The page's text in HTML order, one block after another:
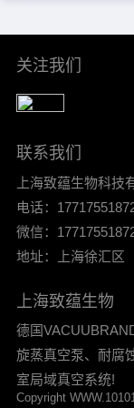
关注我们
联系我们
上海致蕴生物科技
电话：
微信：
地址：上海徐汇区
上海致蕴生物
德国
旋蒸真空泵、耐腐
室局域真空系统!
Copyright